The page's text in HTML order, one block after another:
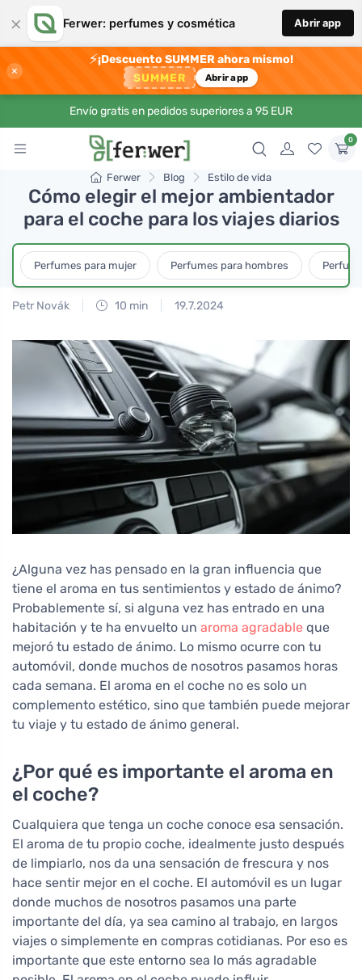
× Ferwer: perfumes y cosmética Abrir app
×
⚡¡Descuento SUMMER ahora mismo!
SUMMER Abrir app
Envío gratis en pedidos superiores a 95 EUR
0
Ferwer Blog Estilo de vida
Cómo elegir el mejor ambientador
para el coche para los viajes diarios
Perfumes para mujer Perfumes para hombres
Petr Novák 10 min 19.7.2024
¿Alguna vez has pensado en la gran influencia que
tiene el aroma en tus sentimientos y estado de ánimo?
Probablemente sí, si alguna vez has entrado en una
habitación y te ha envuelto un aroma agradable que
mejoró tu estado de ánimo. Lo mismo ocurre con tu
automóvil, donde muchos de nosotros pasamos horas
cada semana. El aroma en el coche no es solo un
complemento estético, sino que también puede mejorar
tu viaje y tu estado de ánimo general.
¿Por qué es importante el aroma en
el coche?
Cualquiera que tenga un coche conoce esa sensación.
El aroma de tu propio coche, idealmente justo después
de limpiarlo, nos da una sensación de frescura y nos
hace sentir mejor en el coche. El automóvil es un lugar
donde muchos de nosotros pasamos una parte
importante del día, ya sea camino al trabajo, en largos
viajes o simplemente en compras cotidianas. Por eso es
importante que este entorno sea lo más agradable